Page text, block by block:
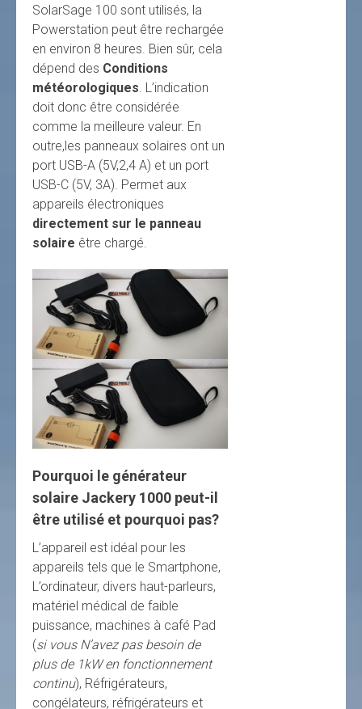
SolarSage 100 sont utilisés, la
Powerstation peut être rechargée
en environ 8 heures. Bien sûr, cela
dépend des Conditions
météorologiques. L’indication
doit donc être considérée
comme la meilleure valeur. En
outre,les panneaux solaires ont un
port USB-A (5V,2,4 A) et un port
USB-C (5V, 3A). Permet aux
appareils électroniques
directement sur le panneau
solaire être chargé.
Pourquoi le générateur
solaire Jackery 1000 peut-il
être utilisé et pourquoi pas?
L’appareil est idéal pour les
appareils tels que le Smartphone,
L’ordinateur, divers haut-parleurs,
matériel médical de faible
puissance, machines à café Pad
(si vous N’avez pas besoin de
plus de 1kW en fonctionnement
continu), Réfrigérateurs,
congélateurs, réfrigérateurs et